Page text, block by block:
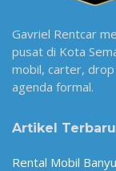
Gavriel Rentcar
pusat di Kota
mobil, carter, drop
agenda formal.
Artikel Terbaru
Rental Mobil